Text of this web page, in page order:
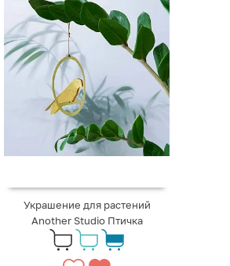
Украшение для растений
Another Studio Птичка